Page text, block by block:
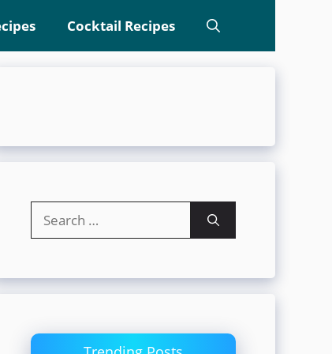
Cocktail Recipes
for: